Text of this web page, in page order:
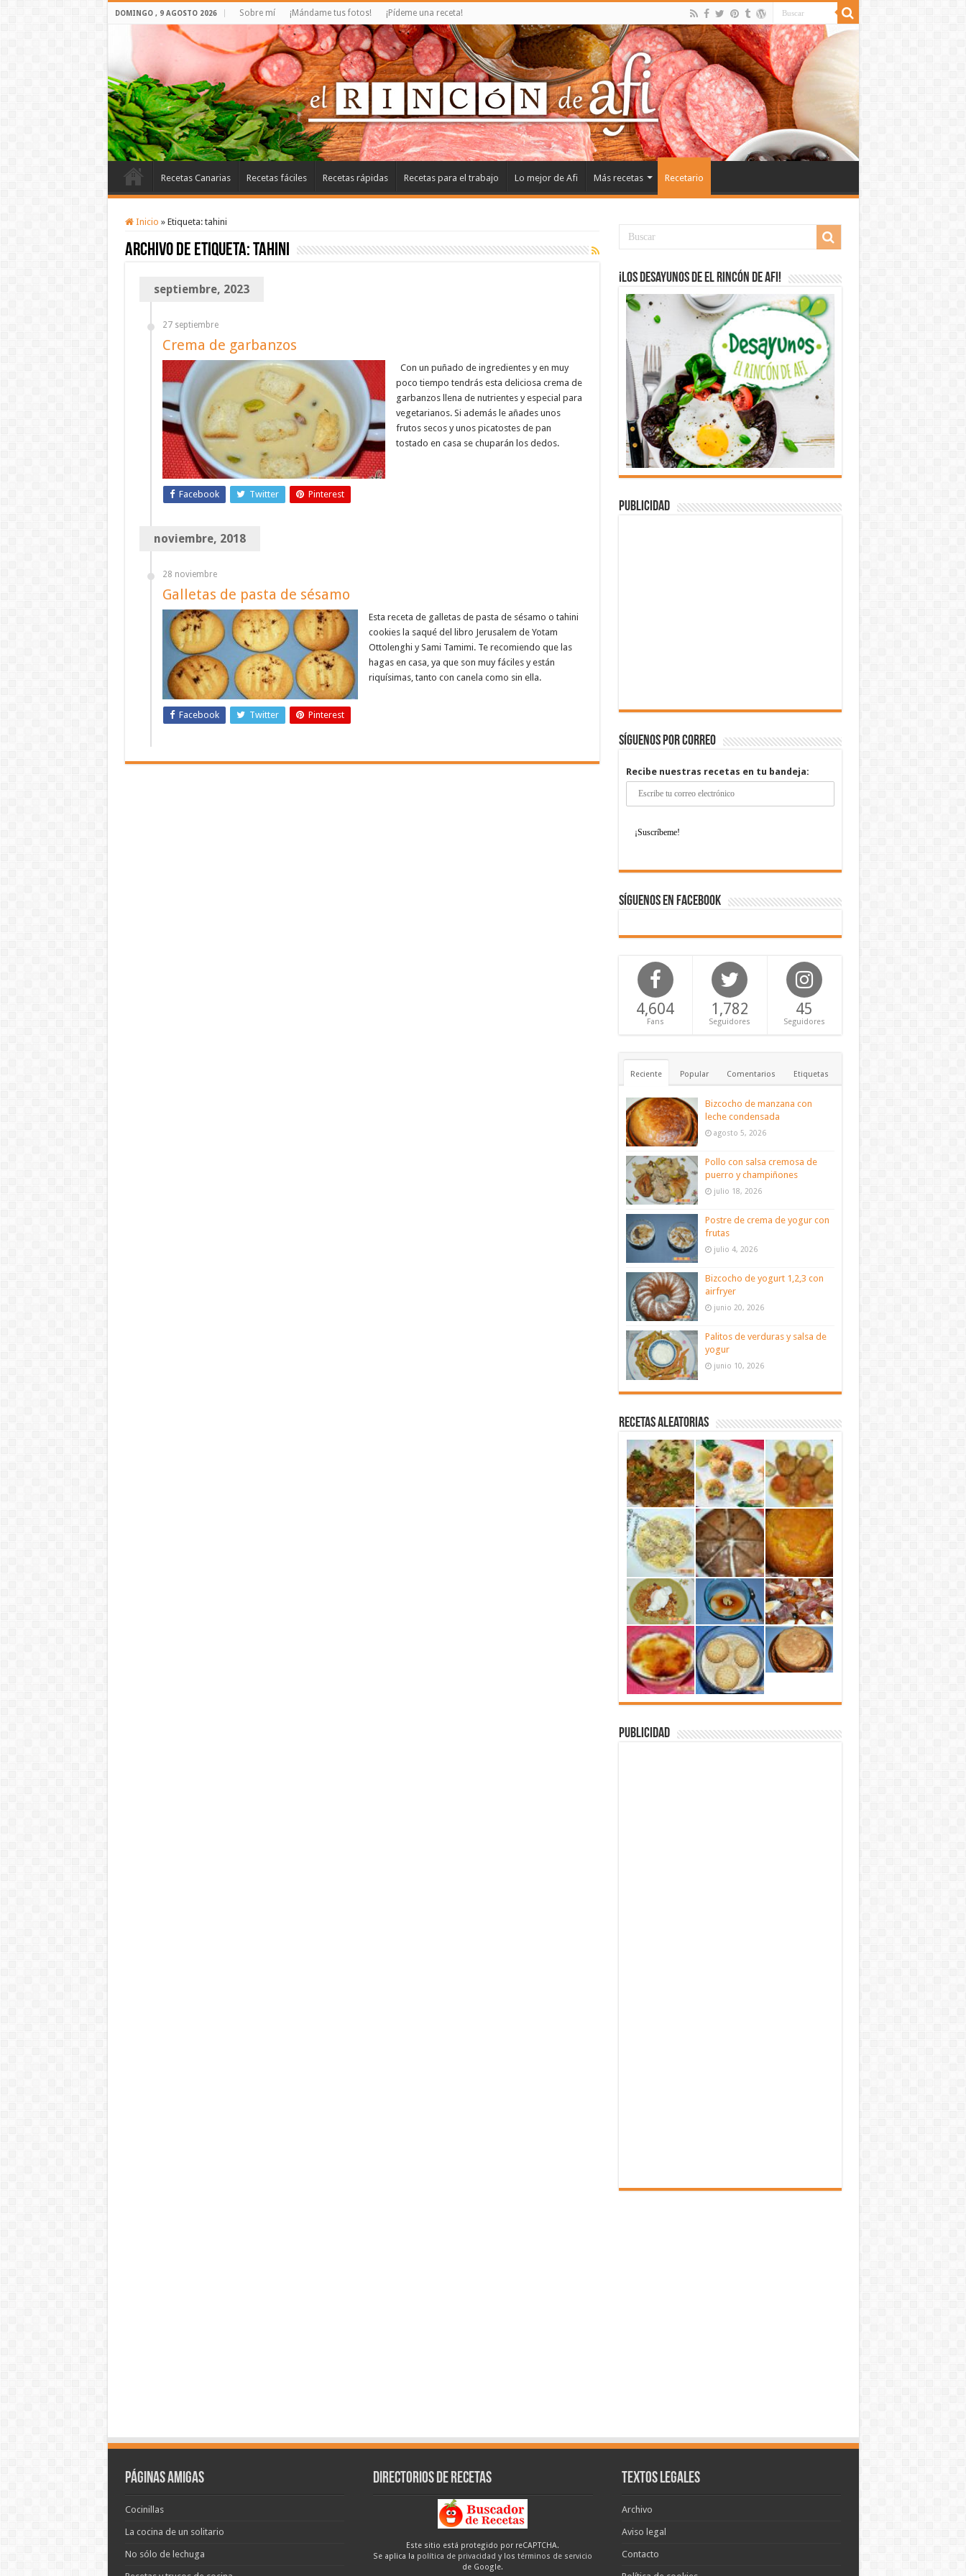
DOMINGO , 9 AGOSTO 2026 Sobre mí ¡Mándame tus fotos! ¡Pídeme una receta!
Recetas Canarias Recetas fáciles Recetas rápidas Recetas para el trabajo Lo mejor de Afi Más recetas Recetario
Inicio » Etiqueta: tahini
Archivo de etiqueta:tahini
septiembre, 2023
27 septiembre
Crema de garbanzos
Con un puñado de ingredientes y en muy
poco tiempo tendrás esta deliciosa crema de
garbanzos llena de nutrientes y especial para
vegetarianos. Si además le añades unos
frutos secos y unos picatostes de pan
tostado en casa se chuparán los dedos.
Facebook Twitter Pinterest
noviembre, 2018
28 noviembre
Galletas de pasta de sésamo
Esta receta de galletas de pasta de sésamo o tahini
cookies la saqué del libro Jerusalem de Yotam
Ottolenghi y Sami Tamimi. Te recomiendo que las
hagas en casa, ya que son muy fáciles y están
riquísimas, tanto con canela como sin ella.
Facebook Twitter Pinterest
¡Los desayunos de El Rincón de Afi!
Publicidad
Síguenos por correo
Recibe nuestras recetas en tu bandeja:
Síguenos en Facebook
4,604
Fans
1,782
Seguidores
45
Seguidores
Reciente Popular Comentarios Etiquetas
Bizcocho de manzana con
leche condensada
agosto 5, 2026
Pollo con salsa cremosa de
puerro y champiñones
julio 18, 2026
Postre de crema de yogur con
frutas
julio 4, 2026
Bizcocho de yogurt 1,2,3 con
airfryer
junio 20, 2026
Palitos de verduras y salsa de
yogur
junio 10, 2026
Recetas aleatorias
Publicidad
Páginas amigas
Cocinillas
La cocina de un solitario
No sólo de lechuga
Directorios de recetas
Este sitio está protegido por reCAPTCHA.
Se aplica la política de privacidad y lostérminos de servicio
de Google.
Textos legales
Archivo
Aviso legal
Contacto